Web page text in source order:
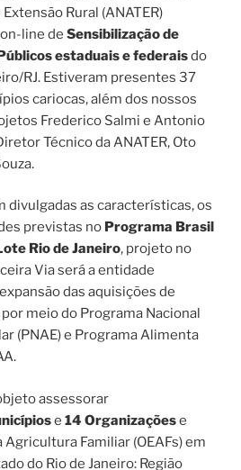
Rural (ANATER)
line de Sensibilização de
estaduais e federaisdo
RJ. Estiveram presentes 37
cariocas, além dos nossos
Frederico Salmi e Antonio
Técnico da ANATER, Oto
divulgadas as características, os
previstas no Programa Brasil
Rio de Janeiro, projeto no
Via será a entidade
das aquisições de
meio do Programa Nacional
(PNAE) e Programa Alimenta
assessorar
e 14 Organizaçõese
Familiar (OEAFs) em
do Rio de Janeiro: Região